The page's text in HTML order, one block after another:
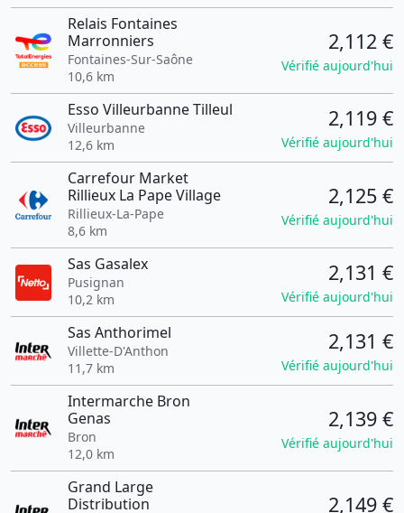
Relais Fontaines
Marronniers
Fontaines-Sur-Saône
10,6 km
2,112 €
Vérifié aujourd'hui
Esso Villeurbanne Tilleul
Villeurbanne
12,6 km
2,119 €
Vérifié aujourd'hui
Carrefour Market
Rillieux La Pape Village
Rillieux-La-Pape
8,6 km
2,125 €
Vérifié aujourd'hui
Sas Gasalex
Pusignan
10,2 km
2,131 €
Vérifié aujourd'hui
Sas Anthorimel
Villette-D'Anthon
11,7 km
2,131 €
Vérifié aujourd'hui
Intermarche Bron
Genas
Bron
12,0 km
2,139 €
Vérifié aujourd'hui
Grand Large
Distribution
2,149 €